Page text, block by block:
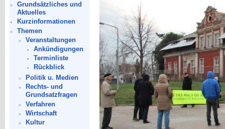
Grundsätzliches und
Aktuelles
Kurzinformationen
Themen
Veranstaltungen
Ankündigungen
Terminliste
Rückblick
Politik u. Medien
Rechts- und
Grundsatzfragen
Verfahren
Wirtschaft
Kultur